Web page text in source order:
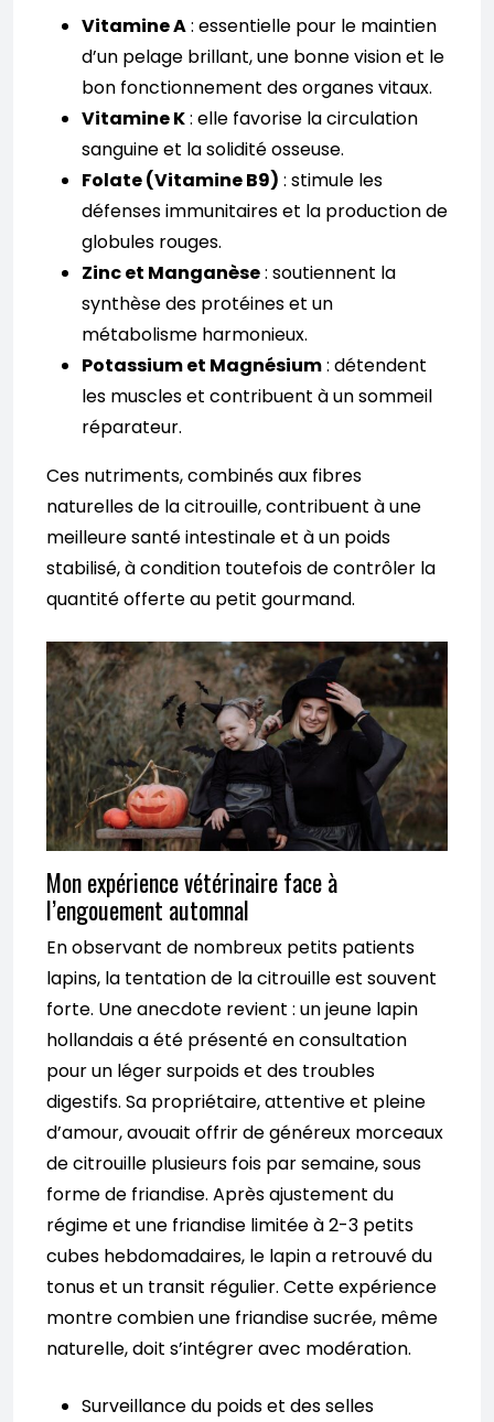
Vitamine A: essentielle pour le maintien
d’un pelage brillant, une bonne vision et le
bon fonctionnement des organes vitaux.
Vitamine K: elle favorise la circulation
sanguine et la solidité osseuse.
Folate (Vitamine B9) : stimule les
défenses immunitaires et la production de
globules rouges.
Zinc et Manganèse: soutiennent la
synthèse des protéines et un
métabolisme harmonieux.
Potassium et Magnésium: détendent
les muscles et contribuent à un sommeil
réparateur.
Ces nutriments, combinés aux fibres
naturelles de la citrouille, contribuent à une
meilleure santé intestinale et à un poids
stabilisé, à condition toutefois de contrôler la
quantité offerte au petit gourmand.
Mon expérience vétérinaire face à
l’engouement automnal
En observant de nombreux petits patients
lapins, la tentation de la citrouille est souvent
forte. Une anecdote revient : un jeune lapin
hollandais a été présenté en consultation
pour un léger surpoids et des troubles
digestifs. Sa propriétaire, attentive et pleine
d’amour, avouait offrir de généreux morceaux
de citrouille plusieurs fois par semaine, sous
forme de friandise. Après ajustement du
régime et une friandise limitée à 2-3 petits
cubes hebdomadaires, le lapin a retrouvé du
tonus et un transit régulier. Cette expérience
montre combien une friandise sucrée, même
naturelle, doit s’intégrer avec modération.
Surveillance du poids et des selles